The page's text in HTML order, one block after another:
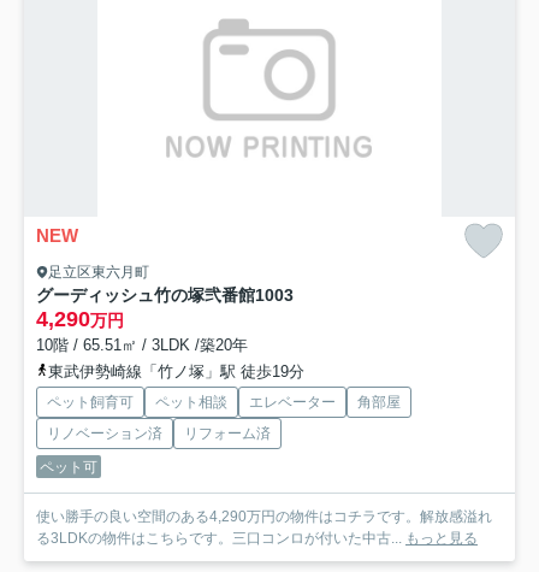
NEW
足立区東六月町
グーディッシュ竹の塚弐番館1003
4,290万円
10階 / 65.51㎡ / 3LDK /築20年
東武伊勢崎線「竹ノ塚」駅 徒歩19分
ペット飼育可 ペット相談 エレベーター
角部屋
リノベーション済
リフォーム済
ペット可
使い勝手の良い空間のある4,290万円の物件はコチラです。解放感溢れ
る3LDKの物件はこちらです。三口コンロが付いた中古... もっと見る